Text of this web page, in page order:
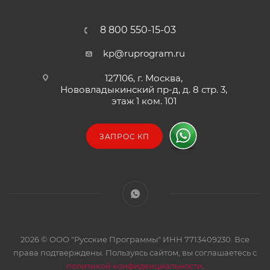
8 800 550-15-03
kp@ruprogram.ru
127106, г. Москва,
Нововладыкинский пр-д, д. 8 стр. 3,
этаж 1 ком. 101
ЗАПРОС КП
2026 © ООО "Русские Программы" ИНН 7713409230. Все
права подтверждены. Пользуясь сайтом, вы соглашаетесь с
политикой конфиденциальности